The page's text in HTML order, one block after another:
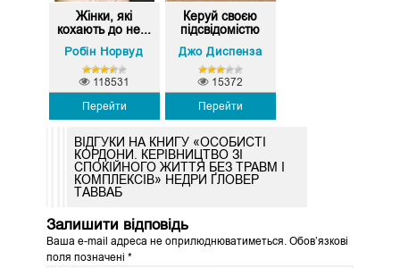
Жінки, які
кохають до не...
Робін Норвуд
Перейти
118531
Керуй своєю
підсвідомістю
Джо Диспенза
Перейти
15372
ВІДГУКИ НА КНИГУ «ОСОБИСТІ
КОРДОНИ. КЕРІВНИЦТВО ЗІ
СПОКІЙНОГО ЖИТТЯ БЕЗ ТРАВМ І
КОМПЛЕКСІВ» НЕДРИ ҐЛОВЕР
ТАВВАБ
Залишити відповідь
Ваша e-mail адреса не оприлюднюватиметься. Обов’язкові
поля позначені *